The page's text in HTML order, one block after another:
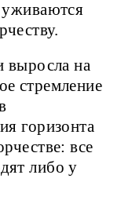
уживаются
выросла на
стремление
горизонта
все
либо у